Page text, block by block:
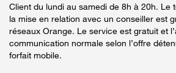
Client du lundi au samedi de 8h à 20h. Le
la mise en relation avec un conseiller est
réseaux Orange. Le service est gratuit et
communication normale selon l’offre
forfait mobile.